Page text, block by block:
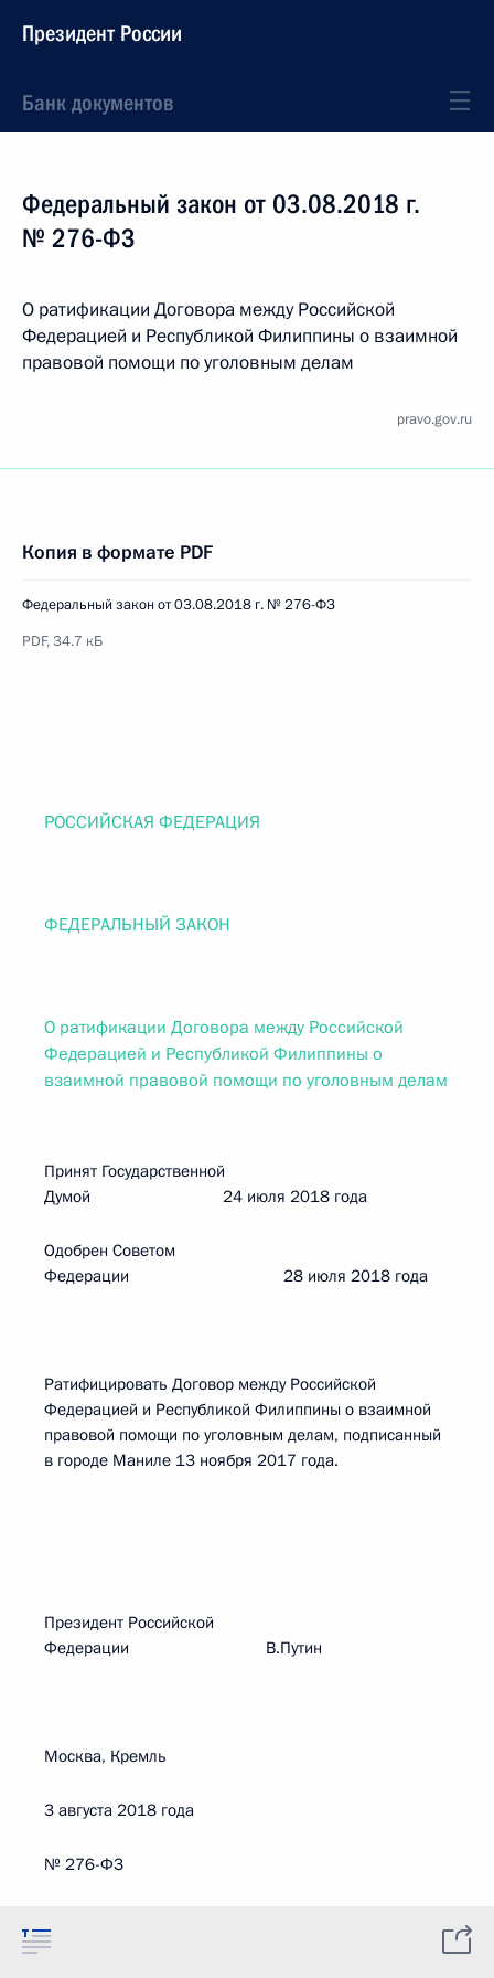
Президент России
Банк документов
Федеральный закон от 03.08.2018 г.
№ 276-ФЗ
О ратификации Договора между Российской
Федерацией и Республикой Филиппины о взаимной
правовой помощи по уголовным делам
pravo.gov.ru
Копия в формате PDF
Федеральный закон от 03.08.2018 г. № 276-ФЗ
PDF, 34.7 кБ
РОССИЙСКАЯ ФЕДЕРАЦИЯ
ФЕДЕРАЛЬНЫЙ ЗАКОН
О ратификации Договора между Российской
Федерацией и Республикой Филиппины о
взаимной правовой помощи по уголовным делам
Принят Государственной
Думой 24 июля 2018 года
Одобрен Советом
Федерации 28 июля 2018 года
Ратифицировать Договор между Российской
Федерацией и Республикой Филиппины о взаимной
правовой помощи по уголовным делам, подписанный
в городе Маниле 13 ноября 2017 года.
Президент Российской
Федерации В.Путин
Москва, Кремль
3 августа 2018 года
№ 276-ФЗ